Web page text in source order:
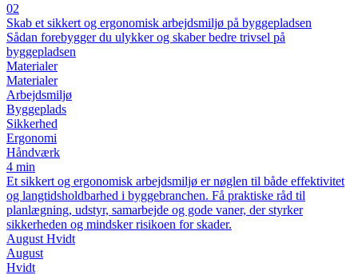
02
Skab et sikkert og ergonomisk arbejdsmiljø på byggepladsen
Sådan forebygger du ulykker og skaber bedre trivsel på
byggepladsen
Materialer
Materialer
Arbejdsmiljø
Byggeplads
Sikkerhed
Ergonomi
Håndværk
4 min
Et sikkert og ergonomisk arbejdsmiljø er nøglen til både effektivitet
og langtidsholdbarhed i byggebranchen. Få praktiske råd til
planlægning, udstyr, samarbejde og gode vaner, der styrker
sikkerheden og mindsker risikoen for skader.
August Hvidt
August
Hvidt